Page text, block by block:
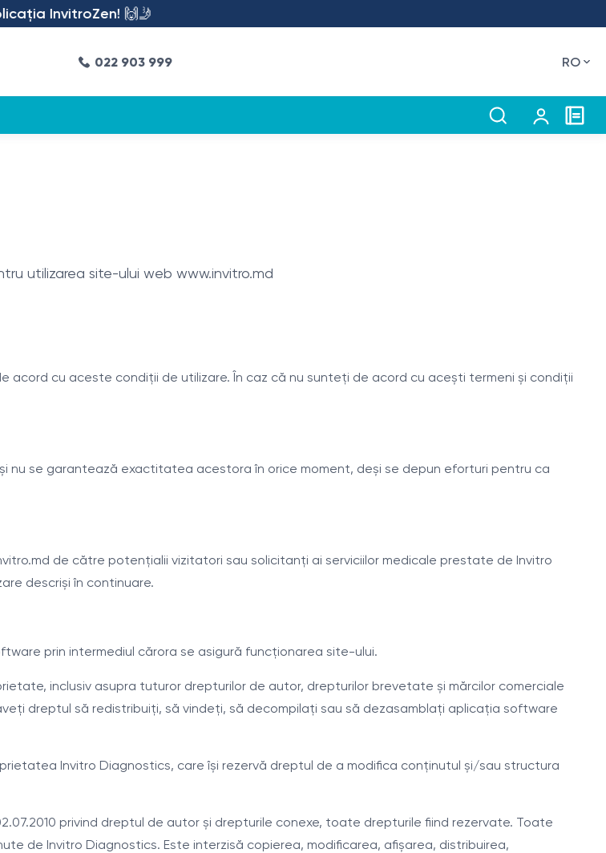
🙌🤳
022 903 999 RO
utilizarea site-ului web www.invitro.md
cu aceste condiții de utilizare. În caz că nu sunteți de acord cu acești termeni și condiții
nu se garantează exactitatea acestora în orice moment, deși se depun eforturi pentru ca
de către potențialii vizitatori sau solicitanți ai serviciilor medicale prestate de Invitro
descriși în continuare.
prin intermediul cărora se asigură funcționarea site-ului.
inclusiv asupra tuturor drepturilor de autor, drepturilor brevetate și mărcilor comerciale
dreptul să redistribuiți, să vindeți, să decompilați sau să dezasamblați aplicația software
Invitro Diagnostics, care își rezervă dreptul de a modifica conținutul și/sau structura
privind dreptul de autor și drepturile conexe, toate drepturile fiind rezervate. Toate
de Invitro Diagnostics. Este interzisă copierea, modificarea, afișarea, distribuirea,